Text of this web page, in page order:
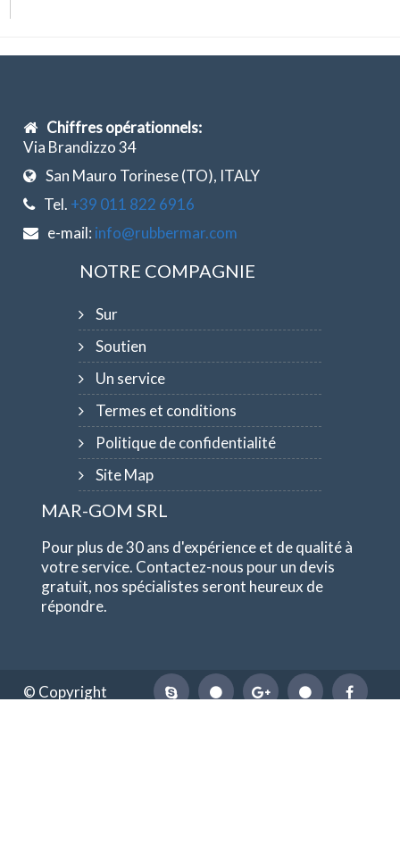
Chiffres opérationnels:
Via Brandizzo 34
San Mauro Torinese (TO), ITALY
Tel. +39 011 822 6916
e-mail: info@rubbermar.com
NOTRE COMPAGNIE
Sur
Soutien
Un service
Termes et conditions
Politique de confidentialité
Site Map
MAR-GOM SRL
Pour plus de 30 ans d'expérience et de qualité à
votre service. Contactez-nous pour un devis
gratuit, nos spécialistes seront heureux de
répondre.
© Copyright